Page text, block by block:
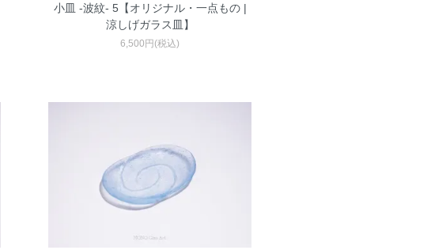
小皿 -波紋- 5【オリジナル・一点もの |
涼しげガラス皿】
6,500円(税込)